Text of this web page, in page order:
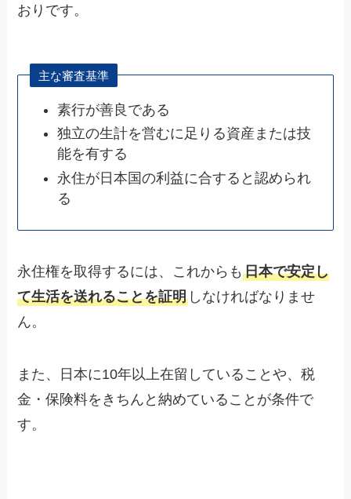
おりです。
主な審査基準
素行が善良である
独立の生計を営むに足りる資産または技
能を有する
永住が日本国の利益に合すると認められ
る
永住権を取得するには、これからも日本で安定し
て生活を送れることを証明 しなければなりませ
ん。
また、日本に10年以上在留していることや、税
金・保険料をきちんと納めていることが条件で
す。